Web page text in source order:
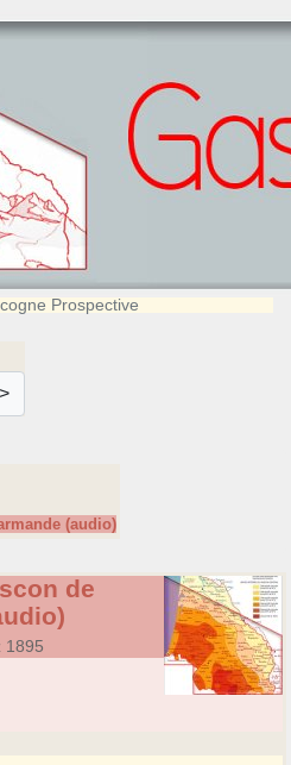
Prospective
(audio)
de
1895